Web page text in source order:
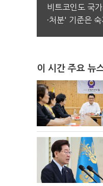
비트코인도 국
·처분' 기준은 숙
이 시간 주요 뉴